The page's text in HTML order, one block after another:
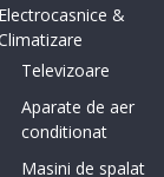
Electrocasnice &
Televizoare
Aparate de aer
conditionat
Masini de spalat